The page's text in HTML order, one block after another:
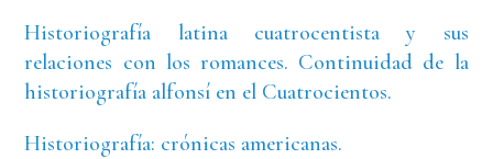
Historiografía latina cuatrocentista y sus
relaciones con los romances. Continuidad de la
historiografía alfonsí en el Cuatrocientos.
Historiografía: crónicas americanas.